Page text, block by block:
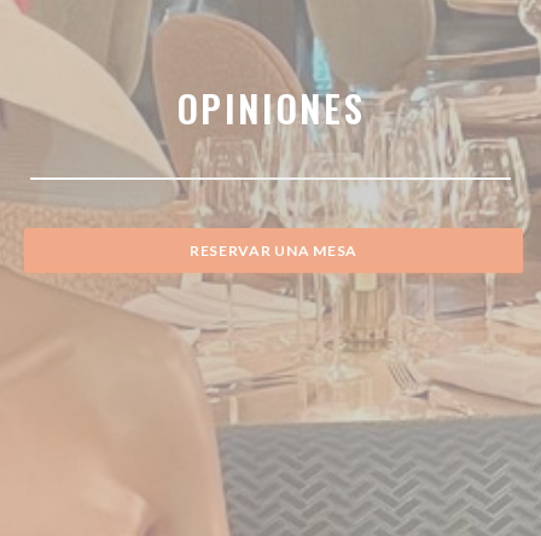
OPINIONES
RESERVAR UNA MESA